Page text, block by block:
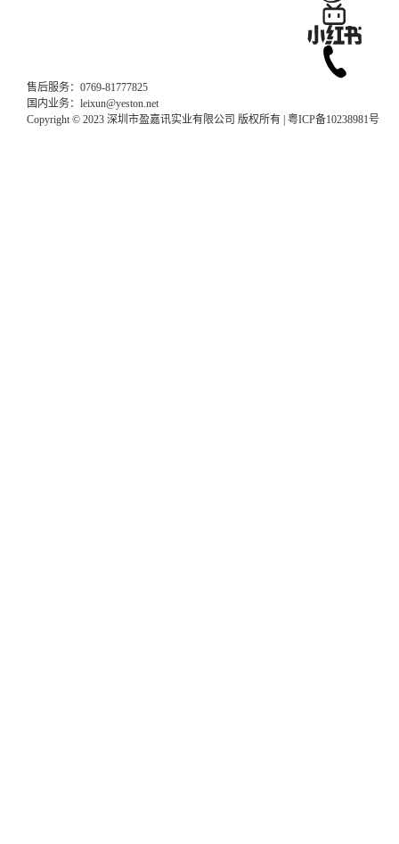
售后服务：0769-81777825
国内业务：leixun@yeston.net
Copyright © 2023 深圳市盈嘉讯实业有限公司 版权所有 | 粤ICP备10238981号